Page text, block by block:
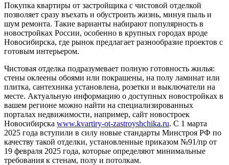
Покупка квартиры от застройщика с чистовой отделкой
позволяет сразу въехать и обустроить жизнь, минуя пыль и
шум ремонта. Такие варианты набирают популярность в
новостройках России, особенно в крупных городах вроде
Новосибирска, где рынок предлагает разнообразие проектов с
готовым интерьером.
Чистовая отделка подразумевает полную готовность жилья:
стены оклеены обоями или покрашены, на полу ламинат или
плитка, сантехника установлена, розетки и выключатели на
месте. Актуальную информацию о доступных новостройках в
вашем регионе можно найти на специализированных
порталах недвижимости, например, сайт новостроек
Новосибирска www.kvartiry-ot-zastroyshchika.ru. С 1 марта
2025 года вступили в силу новые стандарты Минстроя РФ по
качеству такой отделки, установленные приказом №91/пр от
19 февраля 2025 года, которые определяют минимальные
требования к стенам, полу и потолкам.